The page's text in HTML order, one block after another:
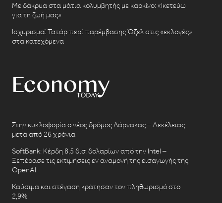
Με δάκρυα στα μάτια κολυμβητής με καρκίνο: «Ικετεύω
για τη ζωή μας»
Ισχυρισμοί Τατάρ περί παρέμβασης Όζελ στις «εκλογές»
στα κατεχόμενα
Στην κυκλοφορία ο νέος δρόμος Λάρνακας – Δεκέλειας
μετά από 26 χρόνια
SoftBank: Κέρδη 8,5 δισ. δολαρίων από την Intel –
Ξεπέρασε τις εκτιμήσεις εν αναμονή της εισαγωγής της
OpenAI
Καύσιμα και στέγαση κράτησαν τον πληθωρισμό στο
2,9%